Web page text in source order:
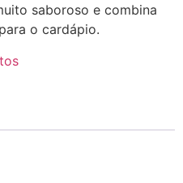
saboroso e combina
o cardápio.